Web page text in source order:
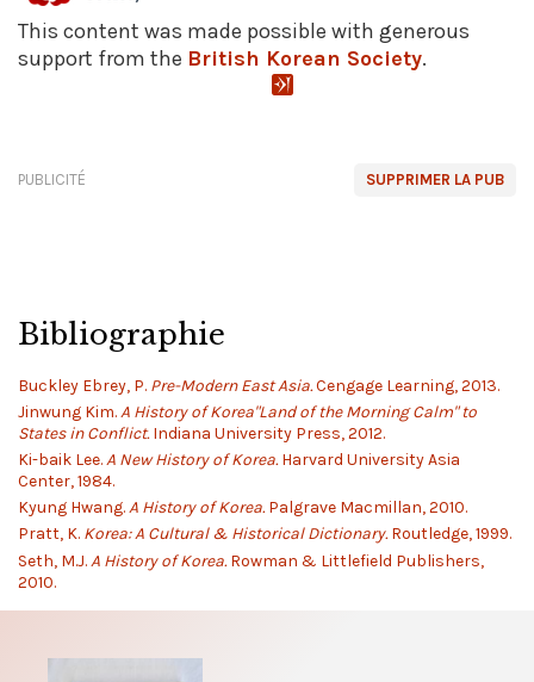
This content was made possible with generous
support from the British Korean Society.
SUPPRIMER LA PUB
PUBLICITÉ
Bibliographie
Buckley Ebrey, P. Pre-Modern East Asia.Cengage Learning, 2013.
Jinwung Kim.A History of Korea"Land of the Morning Calm" to
States in Conflict.Indiana University Press, 2012.
Ki-baik Lee.A New History of Korea.Harvard University Asia
Center, 1984.
Kyung Hwang.A History of Korea.Palgrave Macmillan, 2010.
Pratt, K. Korea: A Cultural & Historical Dictionary.Routledge, 1999.
Seth, M.J.A History of Korea.Rowman & Littlefield Publishers,
2010.